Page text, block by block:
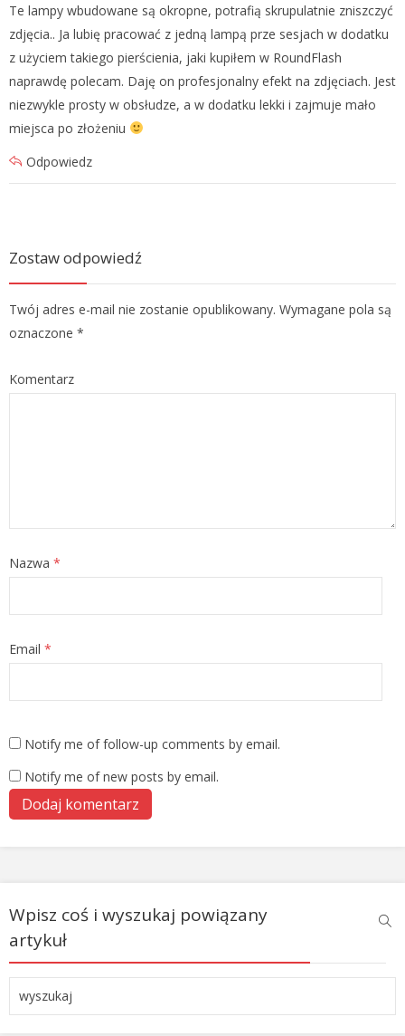
Te lampy wbudowane są okropne, potrafią skrupulatnie zniszczyć
zdjęcia.. Ja lubię pracować z jedną lampą prze sesjach w dodatku
z użyciem takiego pierścienia, jaki kupiłem w RoundFlash
naprawdę polecam. Daję on profesjonalny efekt na zdjęciach. Jest
niezwykle prosty w obsłudze, a w dodatku lekki i zajmuje mało
miejsca po złożeniu
Odpowiedz
Zostaw odpowiedź
Twój adres e-mail nie zostanie opublikowany. Wymagane pola są
oznaczone *
Komentarz
Nazwa *
Email *
Notify me of follow-up comments by email.
Notify me of new posts by email.
Wpisz coś i wyszukaj powiązany
artykuł